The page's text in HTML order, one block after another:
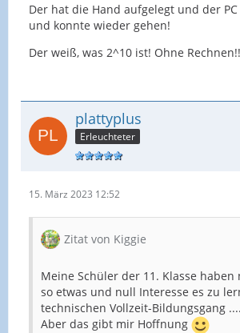
Der hat die Hand aufgelegt und der
und konnte wieder gehen!
Der weiß, was 2^10 ist! Ohne
plattyplus
Erleuchteter
15. März 2023 12:52
Zitat von Kiggie
Meine Schüler der 11. Klasse haben
so etwas und null Interesse es zu
technischen Vollzeit-Bildungsgang ....
Aber das gibt mir Hoffnung